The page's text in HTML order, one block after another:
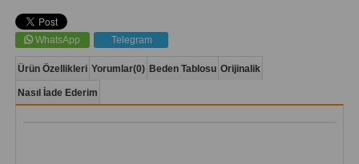
WhatsApp Telegram
Ürün Özellikleri Yorumlar(0) Beden Tablosu Orijinalik
Nasıl İade Ederim